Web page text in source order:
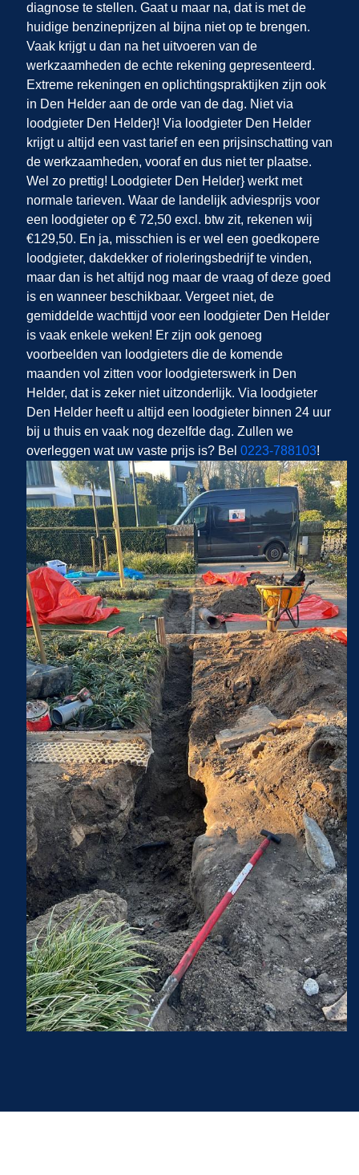
diagnose te stellen. Gaat u maar na, dat is met de
huidige benzineprijzen al bijna niet op te brengen.
Vaak krijgt u dan na het uitvoeren van de
werkzaamheden de echte rekening gepresenteerd.
Extreme rekeningen en oplichtingspraktijken zijn ook
in Den Helder aan de orde van de dag. Niet via
loodgieter Den Helder}! Via loodgieter Den Helder
krijgt u altijd een vast tarief en een prijsinschatting van
de werkzaamheden, vooraf en dus niet ter plaatse.
Wel zo prettig! Loodgieter Den Helder} werkt met
normale tarieven. Waar de landelijk adviesprijs voor
een loodgieter op € 72,50 excl. btw zit, rekenen wij
€129,50. En ja, misschien is er wel een goedkopere
loodgieter, dakdekker of rioleringsbedrijf te vinden,
maar dan is het altijd nog maar de vraag of deze goed
is en wanneer beschikbaar. Vergeet niet, de
gemiddelde wachttijd voor een loodgieter Den Helder
is vaak enkele weken! Er zijn ook genoeg
voorbeelden van loodgieters die de komende
maanden vol zitten voor loodgieterswerk in Den
Helder, dat is zeker niet uitzonderlijk. Via loodgieter
Den Helder heeft u altijd een loodgieter binnen 24 uur
bij u thuis en vaak nog dezelfde dag. Zullen we
overleggen wat uw vaste prijs is? Bel 0223-788103!